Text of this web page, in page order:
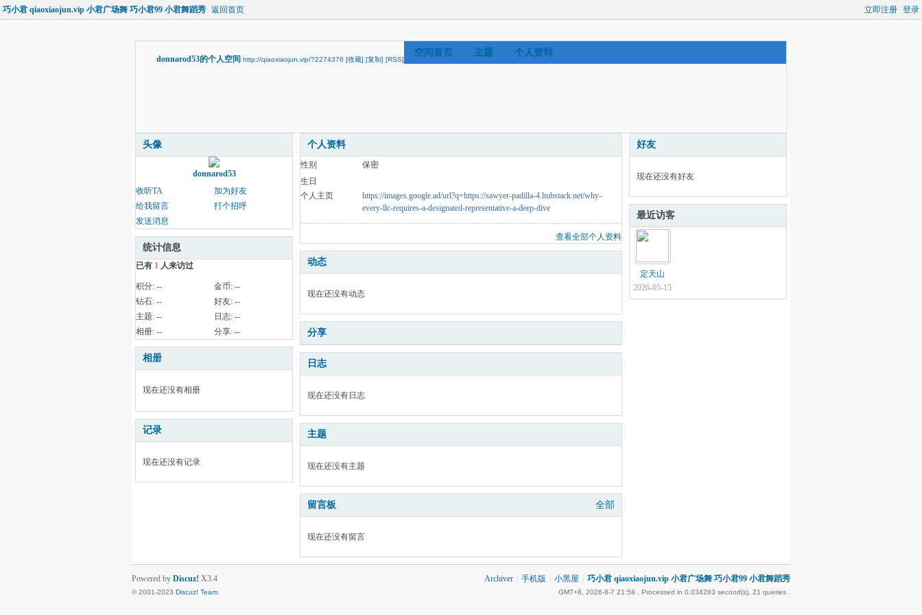
立即注册 登录
巧小君 qiaoxiaojun.vip 小君广场舞 巧小君99 小君舞蹈秀 返回首页
donnarod53的个人空间 http://qiaoxiaojun.vip/?2274376 [收藏] [复制] [RSS]
空间首页 主题 个人资料
头像
donnarod53
收听TA
加为好友
给我留言
打个招呼
发送消息
统计信息
已有 1 人来访过
积分: -- 金币: --
钻石: -- 好友: --
主题: -- 日志: --
相册: -- 分享: --
相册
现在还没有相册
记录
现在还没有记录
个人资料
性别
保密
生日
个人主页
https://images.google.ad/url?q=https://sawyer-padilla-4.hubstack.net/why-
every-llc-requires-a-designated-representative-a-deep-dive
查看全部个人资料
动态
现在还没有动态
分享
日志
现在还没有日志
主题
现在还没有主题
留言板 全部
现在还没有留言
好友
现在还没有好友
最近访客
定天山
2026-05-15
Archiver 手机版 小黑屋 巧小君 qiaoxiaojun.vip 小君广场舞 巧小君99 小君舞蹈秀
GMT+8, 2026-8-7 21:58 , Processed in 0.034283 second(s), 21 queries .
Powered by Discuz! X3.4
© 2001-2023 Discuz! Team